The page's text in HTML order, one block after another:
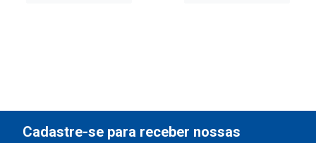
Cadastre-se para receber nossas